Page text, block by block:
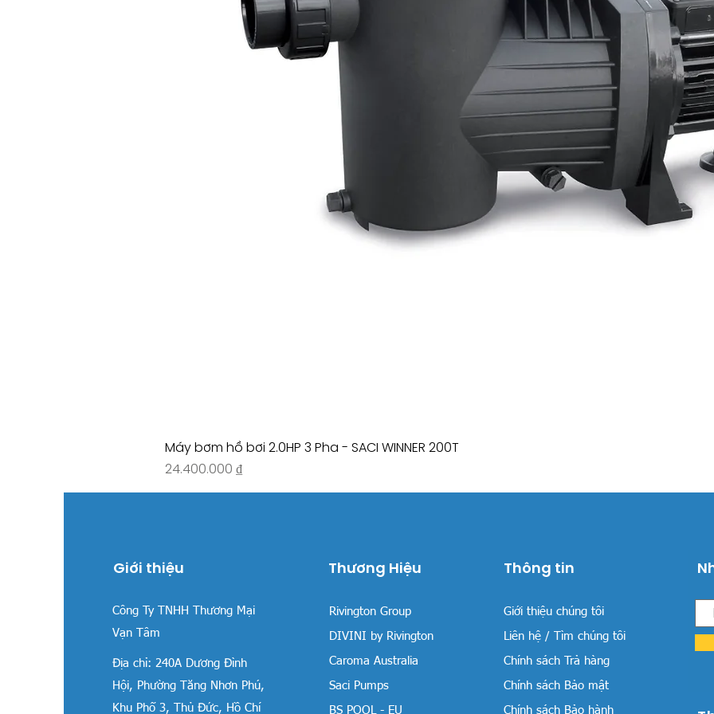
Máy bơm hồ bơi 2.0HP 3 Pha - SACI WINNER 200T
Giá
24.400.000 ₫
Giới thiệu
Công Ty TNHH Thương Mại
Vạn Tâm
Địa chỉ:240A Dương Đình
Hội, Phường Tăng Nhơn Phú,
Khu Phố 3, Thủ Đức, Hồ Chí
Thương Hiệu
Rivington Group
DIVINI by Rivington
Caroma Australia
Saci Pumps
BS POOL - EU
Thông tin
Giới thiệu chúng tôi
Liên hệ / Tìm chúng tôi
Chính sách Trả hàng
Chính sách Bảo mật
Chính sách Bảo hành